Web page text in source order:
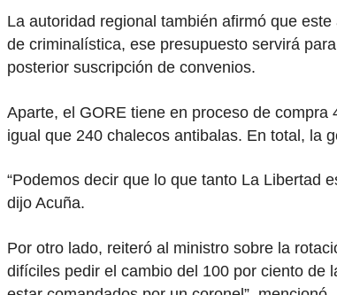
La autoridad regional también afirmó que
de criminalística, ese presupuesto servirá
posterior suscripción de convenios.
Aparte, el GORE tiene en proceso de
igual que 240 chalecos antibalas. En total, la
“Podemos decir que lo que tanto La Libertad
dijo Acuña.
Por otro lado, reiteró al ministro sobre la
difíciles pedir el cambio del 100 por ciento de